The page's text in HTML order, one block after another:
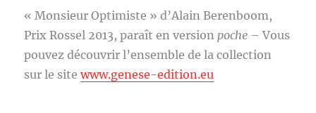
« Monsieur Optimiste » d’Alain Berenboom,
Prix Rossel 2013, paraît en version poche – Vous
pouvez découvrir l’ensemble de la collection
sur le sitewww.genese-edition.eu